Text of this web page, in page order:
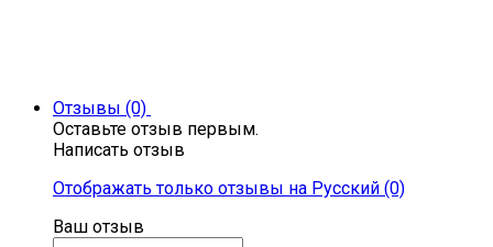
Отзывы (0)
Оставьте отзыв первым.
Написать отзыв
Отображать только отзывы на Русский (0)
Ваш отзыв